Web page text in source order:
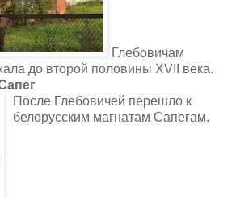
Глебовичам
до второй половины XVII века.
После Глебовичей перешло к
белорусским магнатам Сапегам.